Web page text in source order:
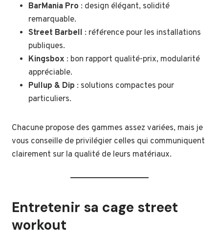
BarMania Pro : design élégant, solidité
remarquable.
Street Barbell : référence pour les installations
publiques.
Kingsbox : bon rapport qualité-prix, modularité
appréciable.
Pullup & Dip : solutions compactes pour
particuliers.
Chacune propose des gammes assez variées, mais je
vous conseille de privilégier celles qui communiquent
clairement sur la qualité de leurs matériaux.
Entretenir sa cage street
workout